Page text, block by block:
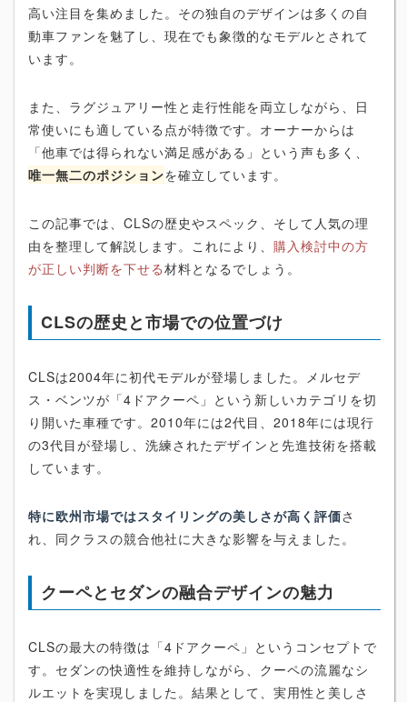
高い注目を集めました。その独自のデザインは多くの自
動車ファンを魅了し、現在でも象徴的なモデルとされて
います。
また、ラグジュアリー性と走行性能を両立しながら、日
常使いにも適している点が特徴です。オーナーからは
「他車では得られない満足感がある」という声も多く、
唯一無二のポジションを確立しています。
この記事では、CLSの歴史やスペック、そして人気の理
由を整理して解説します。これにより、 購入検討中の方
が正しい判断を下せる材料となるでしょう。
CLSの歴史と市場での位置づけ
CLSは2004年に初代モデルが登場しました。メルセデ
ス・ベンツが「4ドアクーペ」という新しいカテゴリを切
り開いた車種です。2010年には2代目、2018年には現行
の3代目が登場し、洗練されたデザインと先進技術を搭載
しています。
特に欧州市場ではスタイリングの美しさが高く評価さ
れ、同クラスの競合他社に大きな影響を与えました。
クーペとセダンの融合デザインの魅力
CLSの最大の特徴は「4ドアクーペ」というコンセプトで
す。セダンの快適性を維持しながら、クーペの流麗なシ
ルエットを実現しました。結果として、実用性と美しさ